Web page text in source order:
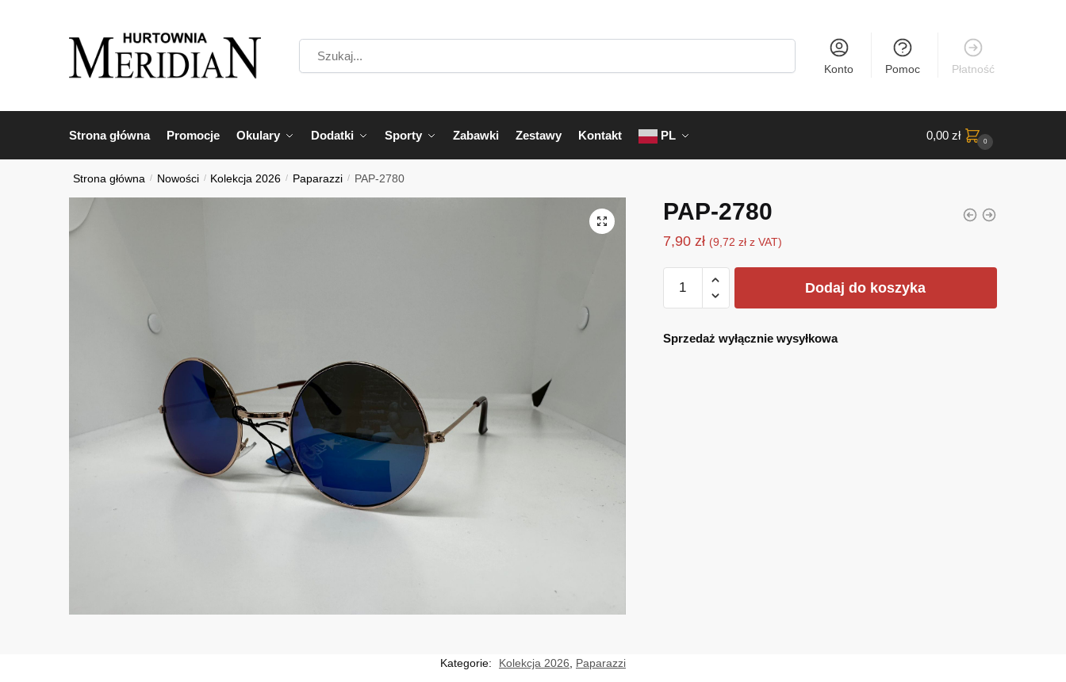
Konto Pomoc Płatność
Strona główna Promocje Okulary Dodatki Sporty Zabawki Zestawy Kontakt PL 0,00 zł 0
Strona główna / Nowości / Kolekcja 2026 / Paparazzi / PAP-2780
PAP-2780
7,90 zł (9,72 złz VAT)
PAP-
Dodaj do koszyka
Sprzedaż wyłącznie wysyłkowa
Kategorie: Kolekcja 2026, Paparazzi